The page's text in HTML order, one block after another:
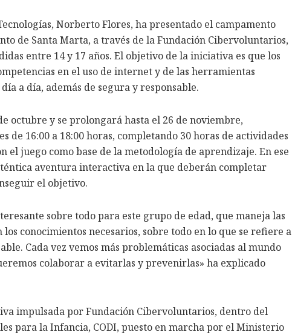
Norberto Flores, ha presentado el campamento
de Santa Marta, a través de la Fundación Cibervoluntarios,
entre 14 y 17 años. El objetivo de la iniciativa es que los
en el uso de internet y de las herramientas
a día, además de segura y responsable.
octubre y se prolongará hasta el 26 de noviembre,
de 16:00 a 18:00 horas, completando 30 horas de actividades
el juego como base de la metodología de aprendizaje. En ese
aventura interactiva en la que deberán completar
el objetivo.
sobre todo para este grupo de edad, que maneja las
conocimientos necesarios, sobre todo en lo que se refiere a
Cada vez vemos más problemáticas asociadas al mundo
colaborar a evitarlas y prevenirlas» ha explicado
impulsada por Fundación Cibervoluntarios, dentro del
para la Infancia, CODI, puesto en marcha por el Ministerio